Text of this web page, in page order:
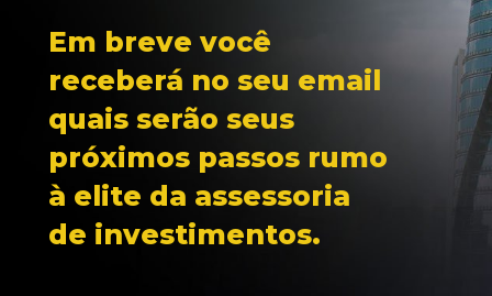
Em breve você
receberá no seu email
quais serão seus
próximos passos rumo
à elite da assessoria
de investimentos.